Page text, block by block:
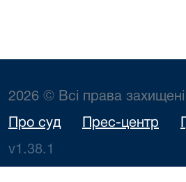
2026 © Всі права захищені
Про суд Прес-центр
v1.38.1